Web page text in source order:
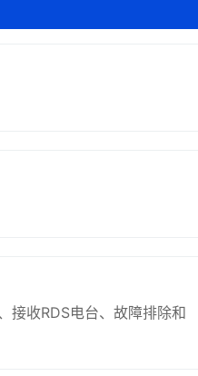
接收RDS电台、故障排除和